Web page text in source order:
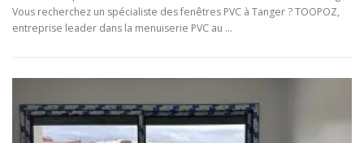
Vous recherchez un spécialiste des fenêtres PVC à Tanger ? TOOPOZ,
entreprise leader dans la menuiserie PVC au …